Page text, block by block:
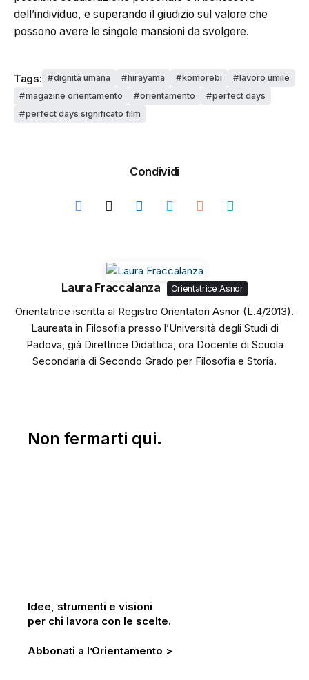
dell’individuo, e superando il giudizio sul valore che
possono avere le singole mansioni da svolgere.
Tags: dignità umana hirayama komorebi
lavoro umile
magazine orientamento
orientamento
perfect days
perfect days significato film
Condividi
Laura Fraccalanza Orientatrice Asnor
Orientatrice iscritta al Registro Orientatori Asnor (L.4/2013).
Laureata in Filosofia presso l’Università degli Studi di
Padova, già Direttrice Didattica, ora Docente di Scuola
Secondaria di Secondo Grado per Filosofia e Storia.
Non fermarti qui.
Idee, strumenti e visioni
per chi lavora con le scelte.
Abbonati a l’Orientamento >